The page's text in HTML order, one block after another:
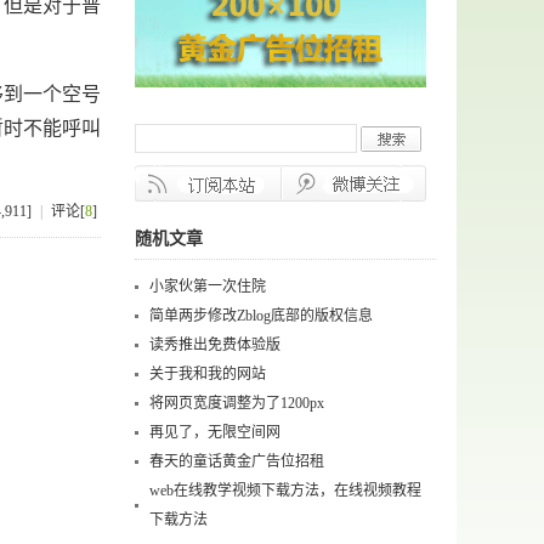
是对于普
一个空号
不能呼叫
评论[8]
随机文章
小家伙第一次住院
简单两步修改Zblog底部的版权信息
读秀推出免费体验版
关于我和我的网站
将网页宽度调整为了1200px
再见了，无限空间网
春天的童话黄金广告位招租
web在线教学视频下载方法，在线视频教程
下载方法